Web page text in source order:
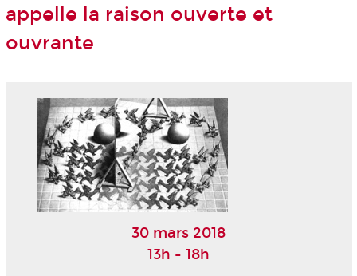
appelle la raison ouverte et
ouvrante
30 mars 2018
13h - 18h